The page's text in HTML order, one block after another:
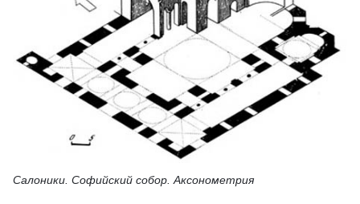
Салоники. Софийский собор. Аксонометрия